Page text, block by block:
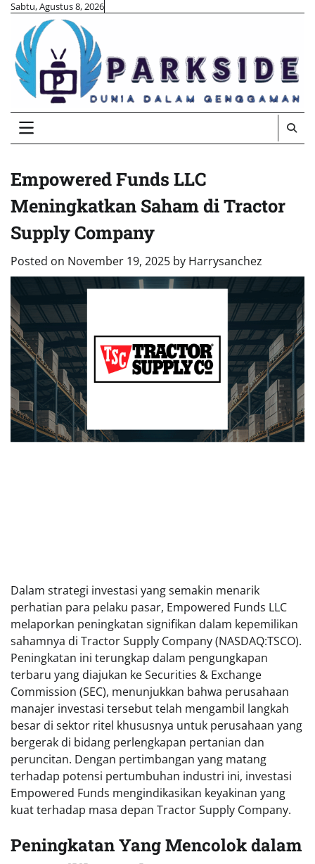
Skip
content
Sabtu, Agustus 8, 2026
Empowered Funds LLC
Meningkatkan Saham di Tractor
Supply Company
Posted on November 19, 2025 by Harrysanchez
Dalam strategi investasi yang semakin menarik
perhatian para pelaku pasar, Empowered Funds LLC
melaporkan peningkatan signifikan dalam kepemilikan
sahamnya di Tractor Supply Company (NASDAQ:TSCO).
Peningkatan ini terungkap dalam pengungkapan
terbaru yang diajukan ke Securities & Exchange
Commission (SEC), menunjukkan bahwa perusahaan
manajer investasi tersebut telah mengambil langkah
besar di sektor ritel khususnya untuk perusahaan yang
bergerak di bidang perlengkapan pertanian dan
peruncitan. Dengan pertimbangan yang matang
terhadap potensi pertumbuhan industri ini, investasi
Empowered Funds mengindikasikan keyakinan yang
kuat terhadap masa depan Tractor Supply Company.
Peningkatan Yang Mencolok dalam